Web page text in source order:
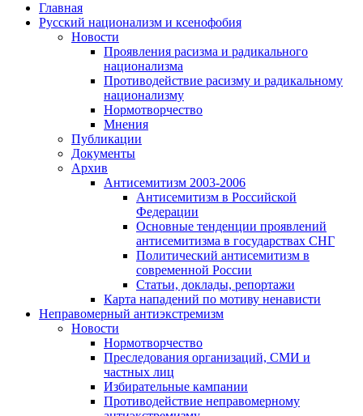
Главная
Русский национализм и ксенофобия
Новости
Проявления расизма и радикального
национализма
Противодействие расизму и радикальному
национализму
Нормотворчество
Мнения
Публикации
Документы
Архив
Антисемитизм 2003-2006
Антисемитизм в Российской
Федерации
Основные тенденции проявлений
антисемитизма в государствах СНГ
Политический антисемитизм в
современной России
Статьи, доклады, репортажи
Карта нападений по мотиву ненависти
Неправомерный антиэкстремизм
Новости
Нормотворчество
Преследования организаций, СМИ и
частных лиц
Избирательные кампании
Противодействие неправомерному